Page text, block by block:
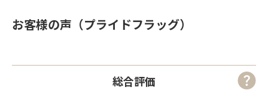
お客様の声（プライドフラッグ）
総合評価